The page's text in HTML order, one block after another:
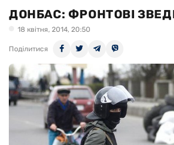
ДОНБАС: ФРОНТОВІ
18 квiтня, 2014, 20:50
Поділитися